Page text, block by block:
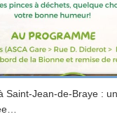
Saint-Jean-de-Braye :